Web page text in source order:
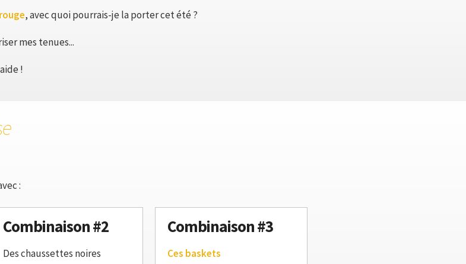
, avec quoi pourrais-je la porter cet été ?
mes tenues...
!
:
Combinaison #2
Des chaussettes noires
Combinaison #3
Ces baskets